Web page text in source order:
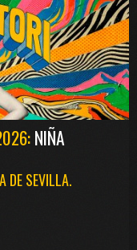
NIÑA
DE SEVILLA.